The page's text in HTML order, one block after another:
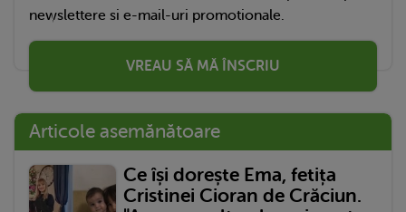
newslettere si e-mail-uri promotionale.
VREAU SĂ MĂ ÎNSCRIU
Articole asemănătoare
Ce își dorește Ema, fetița
Cristinei Cioran de Crăciun.